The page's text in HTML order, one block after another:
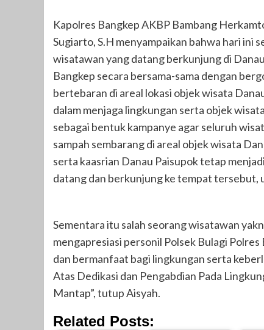
Kapolres Bangkep AKBP Bambang
Sugiarto, S.H menyampaikan bahwa hari ini
wisatawan yang datang berkunjung di
Bangkep secara bersama-sama dengan
bertebaran di areal lokasi objek wisata
dalam menjaga lingkungan serta objek
sebagai bentuk kampanye agar seluruh
sampah sembarang di areal objek wisata
serta kaasrian Danau Paisupok tetap
datang dan berkunjung ke tempat tersebut,
Sementara itu salah seorang wisatawan
mengapresiasi personil Polsek Bulagi
dan bermanfaat bagi lingkungan serta
Atas Dedikasi dan Pengabdian Pada
Mantap”, tutup Aisyah.
Related Posts: